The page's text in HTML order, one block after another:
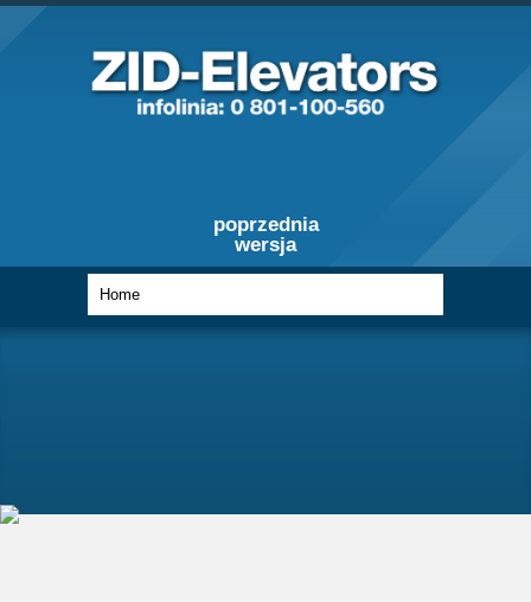
poprzednia
wersja